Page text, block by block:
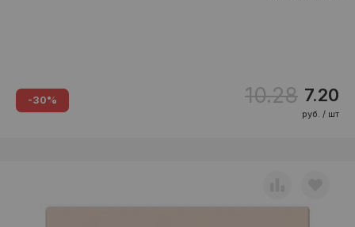
-30% 10.28 7.20
руб. / шт